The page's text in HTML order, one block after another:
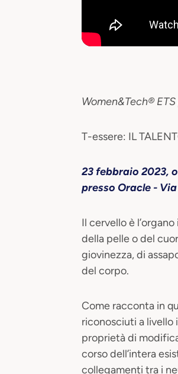
Women&Tech®
T-essere: IL
23 febbraio 2023,
presso Oracle -
Il cervello è
della pelle o del
giovinezza, di
del corpo.
Come racconta in
riconosciuti a livello
proprietà di
corso dell’intera
collegamenti tra i